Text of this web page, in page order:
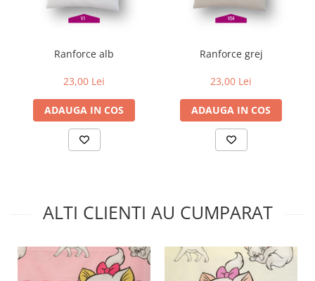
Ranforce alb
23,00 Lei
ADAUGA IN COS
Ranforce grej
23,00 Lei
ADAUGA IN COS
ALTI CLIENTI AU CUMPARAT